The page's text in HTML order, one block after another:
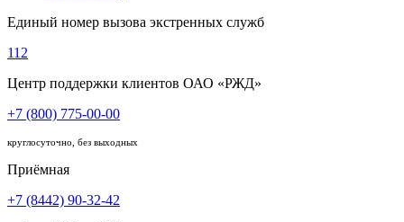
Единый номер вызова экстренных служб
112
Центр поддержки клиентов ОАО «РЖД»
+7 (800) 775-00-00
круглосуточно, без выходных
Приёмная
+7 (8442) 90-32-42